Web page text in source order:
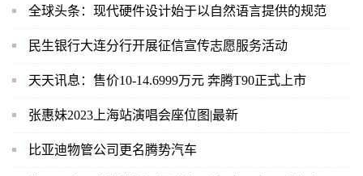
全球头条：现代硬件设计始于以自然语言提供的规范
民生银行大连分行开展征信宣传志愿服务活动
天天讯息：售价10-14.6999万元 奔腾T90正式上市
张惠妹2023上海站演唱会座位图|最新
比亚迪物管公司更名腾势汽车